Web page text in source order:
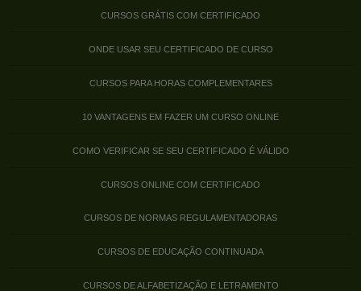
CURSOS GRÁTIS COM CERTIFICADO
ONDE USAR SEU CERTIFICADO DE CURSO
CURSOS PARA HORAS COMPLEMENTARES
10 VANTAGENS EM FAZER UM CURSO ONLINE
COMO VERIFICAR SE SEU CERTIFICADO É VÁLIDO
CURSOS ONLINE COM CERTIFICADO
CURSOS DE NORMAS REGULAMENTADORAS
CURSOS DE EDUCAÇÃO CONTINUADA
CURSOS DE ALFABETIZAÇÃO E LETRAMENTO